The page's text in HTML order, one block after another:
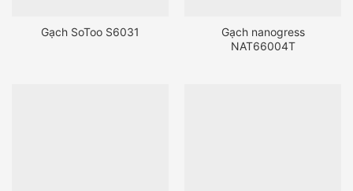
Gạch SoToo S6031
Gạch nanogress
NAT66004T